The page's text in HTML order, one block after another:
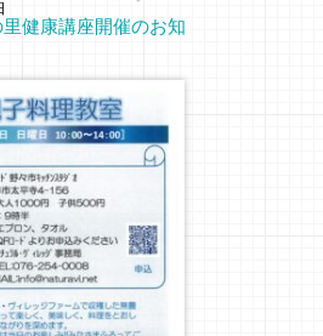
健康講座開催のお知